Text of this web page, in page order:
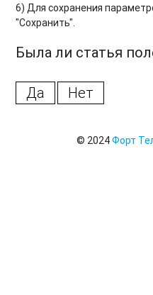
Последние операции по
Отчёты подсистемы
6) Для сохранения
"Сохранить".
Была ли статья
Да Нет
© 2024Форт